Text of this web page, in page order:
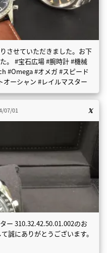
させていただきました。お下
。 #宝石広場 #腕時計 #機械
#Omega #オメガ #スピード
オーシャン #レイルマスター
07/01
ー 310.32.42.50.01.002のお
誠にありがとうございます。